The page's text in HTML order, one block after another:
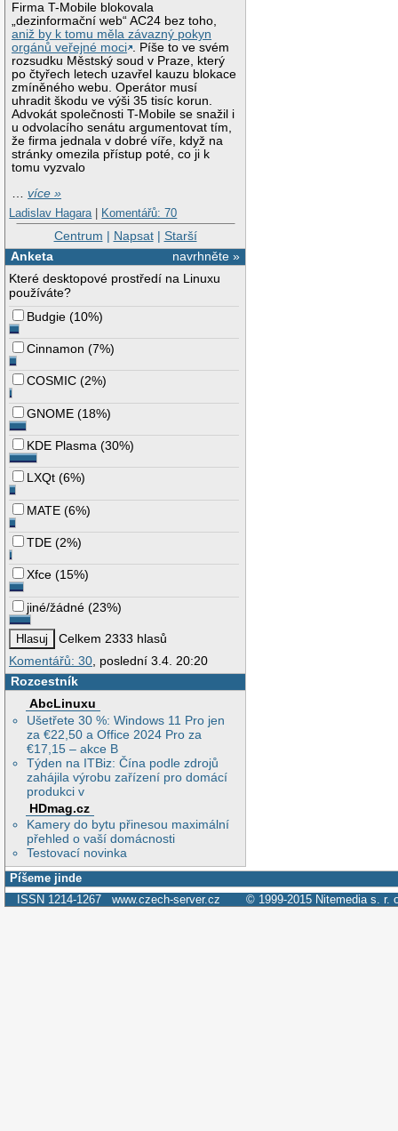
Firma T-Mobile blokovala
„dezinformační web“ AC24 bez toho,
aniž by k tomu měla závazný pokyn
orgánů veřejné moci . Píše to ve svém
rozsudku Městský soud v Praze, který
po čtyřech letech uzavřel kauzu blokace
zmíněného webu. Operátor musí
uhradit škodu ve výši 35 tisíc korun.
Advokát společnosti T-Mobile se snažil i
u odvolacího senátu argumentovat tím,
že firma jednala v dobré víře, když na
stránky omezila přístup poté, co ji k
tomu vyzvalo
…více »
Ladislav Hagara | Komentářů: 70
Centrum | Napsat| Starší
navrhněte »
Anketa
Které desktopové prostředí na Linuxu
používáte?
Budgie (10%)
Cinnamon (7%)
COSMIC (2%)
GNOME (18%)
KDE Plasma (30%)
LXQt (6%)
MATE (6%)
TDE (2%)
Xfce (15%)
jiné/žádné (23%)
Celkem 2333 hlasů
Komentářů: 30, poslední 3.4. 20:20
Rozcestník
AbcLinuxu
Ušetřete 30 %: Windows 11 Pro jen
za €22,50 a Office 2024 Pro za
€17,15 – akce B
Týden na ITBiz: Čína podle zdrojů
zahájila výrobu zařízení pro domácí
produkci v
HDmag.cz
Kamery do bytu přinesou maximální
přehled o vaší domácnosti
Testovací novinka
Píšeme jinde
ISSN 1214-1267 www.czech-server.cz © 1999-2015 Nitemedia s. r.